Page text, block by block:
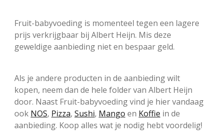
Fruit-babyvoeding is momenteel tegen een lagere
prijs verkrijgbaar bij Albert Heijn. Mis deze
geweldige aanbieding niet en bespaar geld.
Als je andere producten in de aanbieding wilt
kopen, neem dan de hele folder van Albert Heijn
door. Naast Fruit-babyvoeding vind je hier vandaag
ook NOS, Pizza, Sushi, Mango en Koffie in de
aanbieding. Koop alles wat je nodig hebt voordelig!